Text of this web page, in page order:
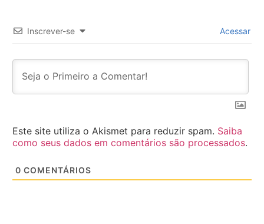
Inscrever-se Acessar
Este site utiliza o Akismet para reduzir spam. Saiba
como seus dados em comentários são processados.
0 COMENTÁRIOS